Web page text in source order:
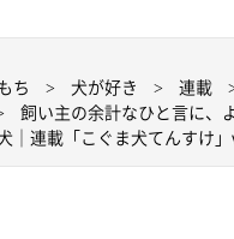
ち 犬が好き 連載
飼い主の余計なひと言に、
｜連載「こぐま犬てんすけ